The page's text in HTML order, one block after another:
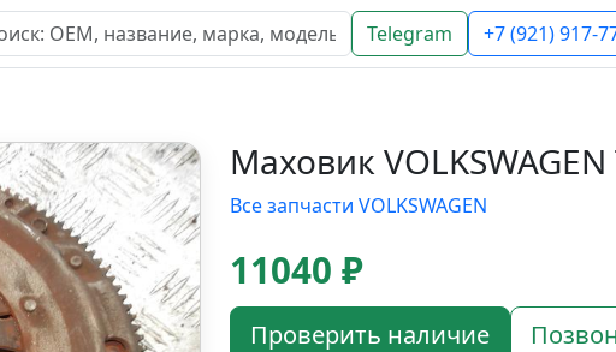
Telegram +7 (921) 917-
Маховик
Все запчасти VOLKSWAGEN
11040 ₽
Проверить наличие